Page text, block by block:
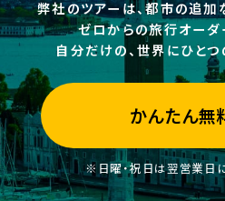
弊社のツアーは、都市の追加
ゼロからの旅行オーダ
自分だけの、世界にひとつ
かんたん無
※日曜・祝日は翌営業日